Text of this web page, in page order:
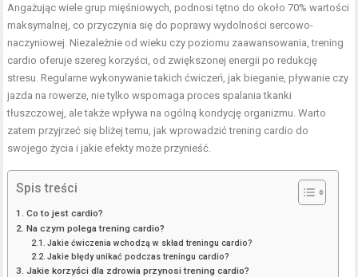
Angażując wiele grup mięśniowych, podnosi tętno do około 70% wartości
maksymalnej, co przyczynia się do poprawy wydolności sercowo-
naczyniowej. Niezależnie od wieku czy poziomu zaawansowania, trening
cardio oferuje szereg korzyści, od zwiększonej energii po redukcję
stresu. Regularne wykonywanie takich ćwiczeń, jak bieganie, pływanie czy
jazda na rowerze, nie tylko wspomaga proces spalania tkanki
tłuszczowej, ale także wpływa na ogólną kondycję organizmu. Warto
zatem przyjrzeć się bliżej temu, jak wprowadzić trening cardio do
swojego życia i jakie efekty może przynieść.
Spis treści
Co to jest cardio?
Na czym polega trening cardio?
Jakie ćwiczenia wchodzą w skład treningu cardio?
Jakie błędy unikać podczas treningu cardio?
Jakie korzyści dla zdrowia przynosi trening cardio?